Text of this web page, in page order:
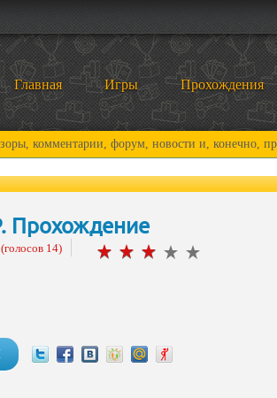
Главная Игры Прохождения
форум, новости и, конечно, прохождения!
Прохождение
(голосов 14)